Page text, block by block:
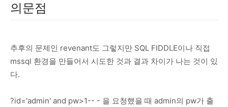
의문점
추후의 문제인 revenant도 그렇지만 SQL FIDDLE이나 직접
mssql 환경을 만들어서 시도한 것과 결과 차이가 나는 것이 있
다.
?id='admin' and pw>1-- - 을 요청했을 때 admin의 pw가 출